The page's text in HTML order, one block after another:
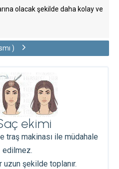
olacak şekilde daha kolay ve
)
ekimi
traş makinası ile müdahale
edilmez.
uzun şekilde toplanır.